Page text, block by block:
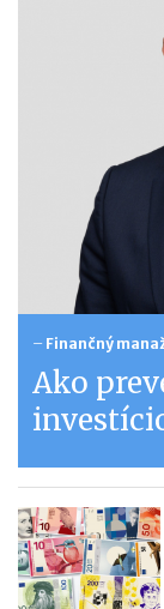
– Finančný
Ako